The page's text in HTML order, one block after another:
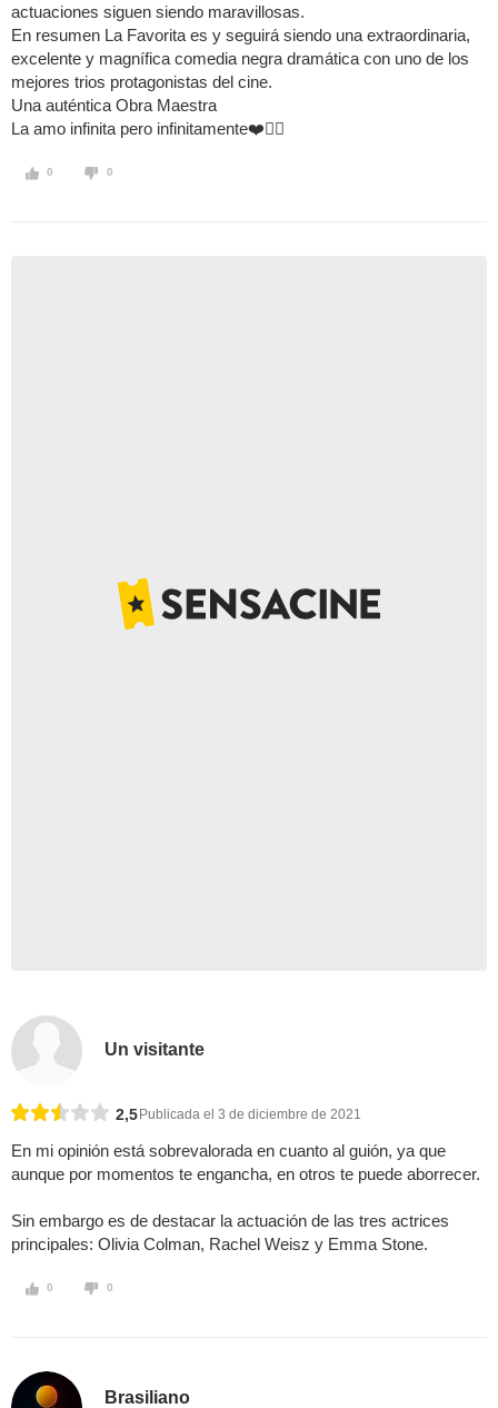
actuaciones siguen siendo maravillosas.
En resumen La Favorita es y seguirá siendo una extraordinaria,
excelente y magnífica comedia negra dramática con uno de los
mejores trios protagonistas del cine.
Una auténtica Obra Maestra
La amo infinita pero infinitamente❤️
0 0
Un visitante
2,5 Publicada el 3 de diciembre de 2021
En mi opinión está sobrevalorada en cuanto al guión, ya que
aunque por momentos te engancha, en otros te puede aborrecer.
Sin embargo es de destacar la actuación de las tres actrices
principales: Olivia Colman, Rachel Weisz y Emma Stone.
0 0
Brasiliano